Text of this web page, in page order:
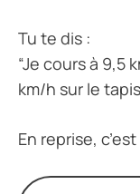
Tu te dis :
“Je cours à 9,5
km/h sur le
En reprise,